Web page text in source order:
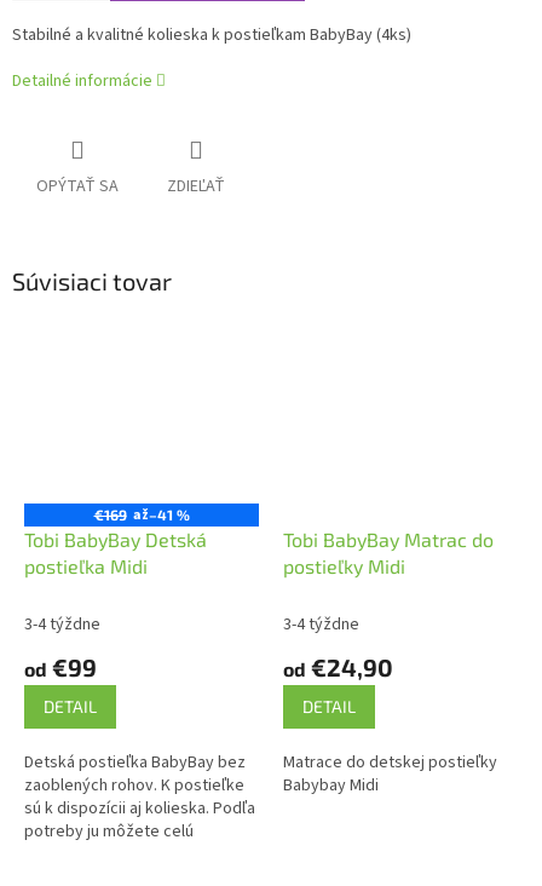
Stabilné a kvalitné kolieska k postieľkam BabyBay (4ks)
Detailné informácie
OPÝTAŤ SA ZDIEĽAŤ
Súvisiaci tovar
€169 až–41 %
Tobi BabyBay Detská
postieľka Midi
3-4 týždne
od €99
DETAIL
Detská postieľka BabyBay bez
zaoblených rohov. K postieľke
sú k dispozícii aj kolieska. Podľa
potreby ju môžete celú
Tobi BabyBay Matrac do
postieľky Midi
3-4 týždne
od €24,90
DETAIL
Matrace do detskej postieľky
Babybay Midi